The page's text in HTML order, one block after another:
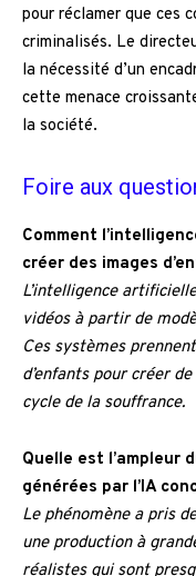
pour réclamer que ces
criminalisés. Le
la nécessité d’un
cette menace
la société.
Foire aux
Comment
créer des images
L’intelligence
vidéos à partir de
Ces systèmes
d’enfants pour créer
cycle de la souffrance.
Quelle est l’ampleur
générées par l’IA
Le phénomène a pris
une production à
réalistes qui sont